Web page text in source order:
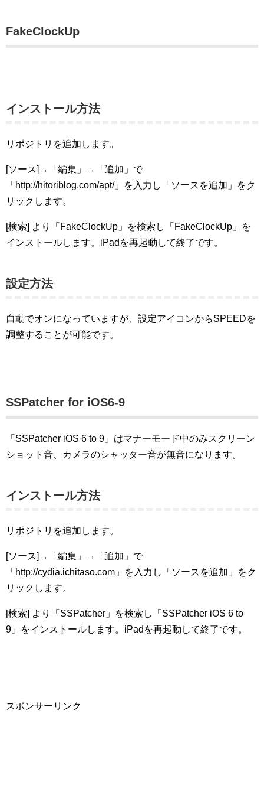
FakeClockUp
インストール方法
リポジトリを追加します。
[ソース]→「編集」→「追加」で
「http://hitoriblog.com/apt/」を入力し「ソースを追加」をク
リックします。
[検索] より「FakeClockUp」を検索し「FakeClockUp」を
インストールします。iPadを再起動して終了です。
設定方法
自動でオンになっていますが、設定アイコンからSPEEDを
調整することが可能です。
SSPatcher for iOS6-9
「SSPatcher iOS 6 to 9」はマナーモード中のみスクリーン
ショット音、カメラのシャッター音が無音になります。
インストール方法
リポジトリを追加します。
[ソース]→「編集」→「追加」で
「http://cydia.ichitaso.com」を入力し「ソースを追加」をク
リックします。
[検索] より「SSPatcher」を検索し「SSPatcher iOS 6 to
9」をインストールします。iPadを再起動して終了です。
スポンサーリンク